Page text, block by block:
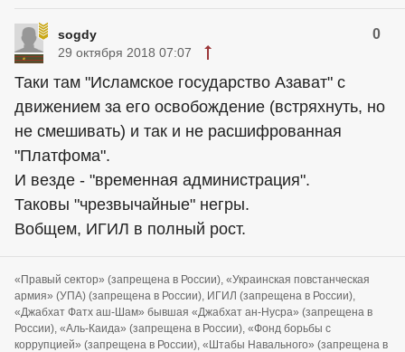
sogdy 0
29 октября 2018 07:07
Таки там "Исламское государство Азават" с
движением за его освобождение (встряхнуть, но
не смешивать) и так и не расшифрованная
"Платфома".
И везде - "временная администрация".
Таковы "чрезвычайные" негры.
Вобщем, ИГИЛ в полный рост.
«Правый сектор» (запрещена в России), «Украинская повстанческая
армия» (УПА) (запрещена в России), ИГИЛ (запрещена в России),
«Джабхат Фатх аш-Шам» бывшая «Джабхат ан-Нусра» (запрещена в
России), «Аль-Каида» (запрещена в России), «Фонд борьбы с
коррупцией» (запрещена в России), «Штабы Навального» (запрещена в